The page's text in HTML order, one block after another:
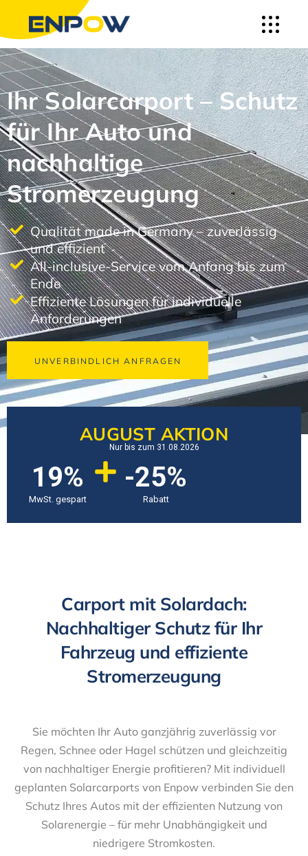
Ihr Solarcarport – Schutz
für Ihr Auto und
nachhaltige
Stromerzeugung
Qualität made in Germany – zuverlässig
und effizient
All-inclusive-Service vom Anfang bis zum
Ende
Effiziente Lösungen für individuelle
Anforderungen
UNVERBINDLICH ANFRAGEN
AUGUST AKTION
Nur bis zum 31.08.2026
19%
MwSt. gespart
-25%
Rabatt
Carport mit Solardach:
Nachhaltiger Schutz für Ihr
Fahrzeug und effiziente
Stromerzeugung
Sie möchten Ihr Auto ganzjährig zuverlässig vor
Regen, Schnee oder Hagel schützen und gleichzeitig
von nachhaltiger Energie profitieren? Mit individuell
geplanten Solarcarports von Enpow verbinden Sie den
Schutz Ihres Autos mit der effizienten Nutzung von
Solarenergie – für mehr Unabhängigkeit und
niedrigere Stromkosten.